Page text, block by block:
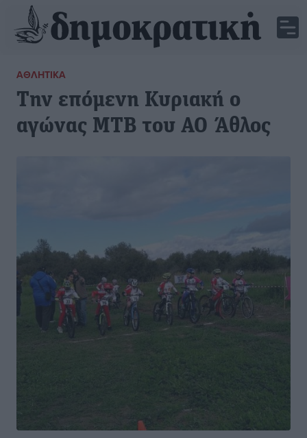
ΑΘΛΗΤΙΚΆ
Την επόμενη Κυριακή ο
αγώνας ΜΤΒ του ΑΟ Άθλος